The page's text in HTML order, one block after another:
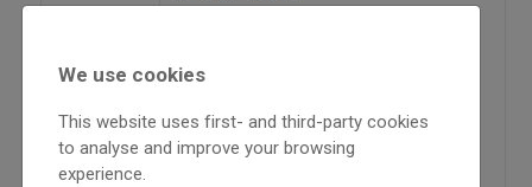
2019
We use cookies
This website uses first- and third-party cookies
to analyse and improve your browsing
experience.